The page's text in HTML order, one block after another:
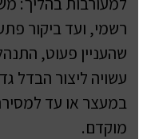
רשמי, ועד ביקור
שהעניין פעוט,
עשויה ליצור הבדל
במעצר או עד
מוקדם.